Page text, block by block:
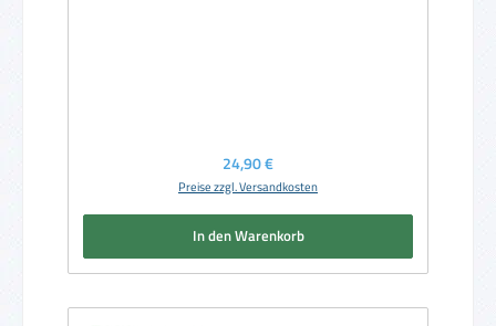
Regulärer Preis:
24,90 €
Preise zzgl. Versandkosten
In den Warenkorb